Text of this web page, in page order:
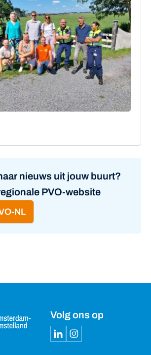
nieuws uit jouw buurt?
PVO-website
NL
Volg ons op